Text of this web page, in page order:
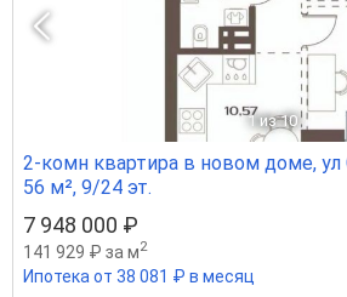
1 из 10
2-комн квартира в новом доме, ул
56 м², 9/24 эт.
7 948 000 ₽
141 929 ₽ за м2
Ипотека от 38 081 ₽ в месяц